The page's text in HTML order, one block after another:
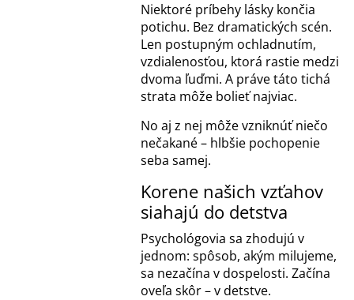
Niektoré príbehy lásky končia
potichu. Bez dramatických scén.
Len postupným ochladnutím,
vzdialenosťou, ktorá rastie medzi
dvoma ľuďmi. A práve táto tichá
strata môže bolieť najviac.
No aj z nej môže vzniknúť niečo
nečakané – hlbšie pochopenie
seba samej.
Korene našich vzťahov
siahajú do detstva
Psychológovia sa zhodujú v
jednom: spôsob, akým milujeme,
sa nezačína v dospelosti. Začína
oveľa skôr – v detstve.